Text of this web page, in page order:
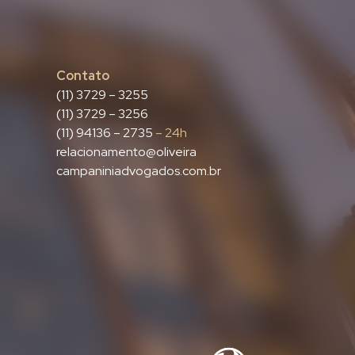
Contato
(11) 3729 – 3255
(11) 3729 – 3256
(11) 94136 – 2735 – 24h
relacionamento@oliveira
campaniniadvogados.com.br